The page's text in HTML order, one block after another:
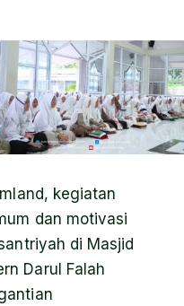
kegiatan
dan motivasi
di Masjid
Darul Falah